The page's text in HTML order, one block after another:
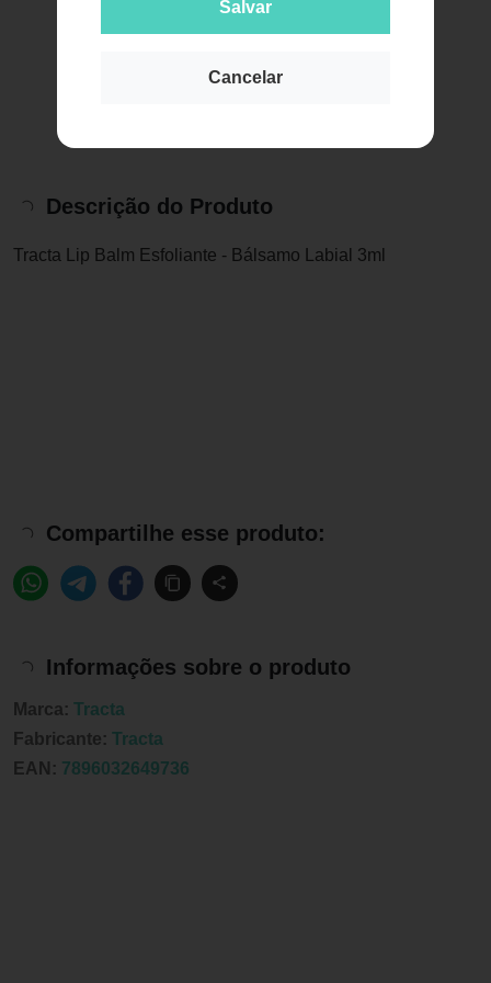
Salvar
Cancelar
Descrição do Produto
Tracta Lip Balm Esfoliante - Bálsamo Labial 3ml
Compartilhe esse produto:
Informações sobre o produto
Marca: Tracta
Fabricante: Tracta
EAN: 7896032649736